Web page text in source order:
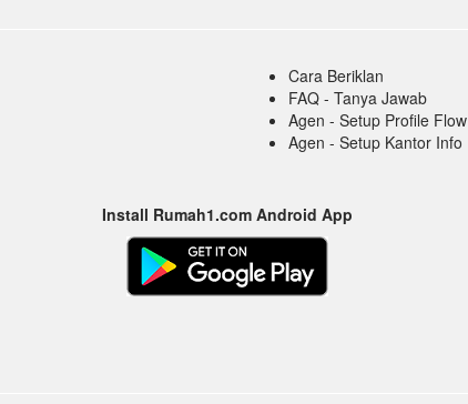
Cara Beriklan
FAQ - Tanya Jawab
Agen - Setup Profile Flow
Agen - Setup Kantor Info
Install Rumah1.com Android App